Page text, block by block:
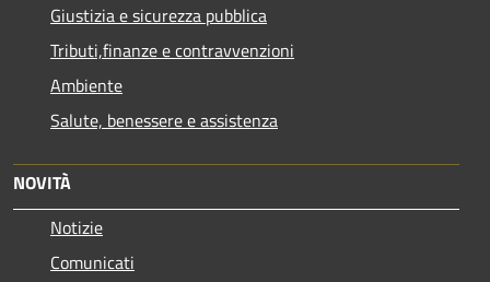
Giustizia e sicurezza pubblica
Tributi,finanze e contravvenzioni
Ambiente
Salute, benessere e assistenza
NOVITÀ
Notizie
Comunicati